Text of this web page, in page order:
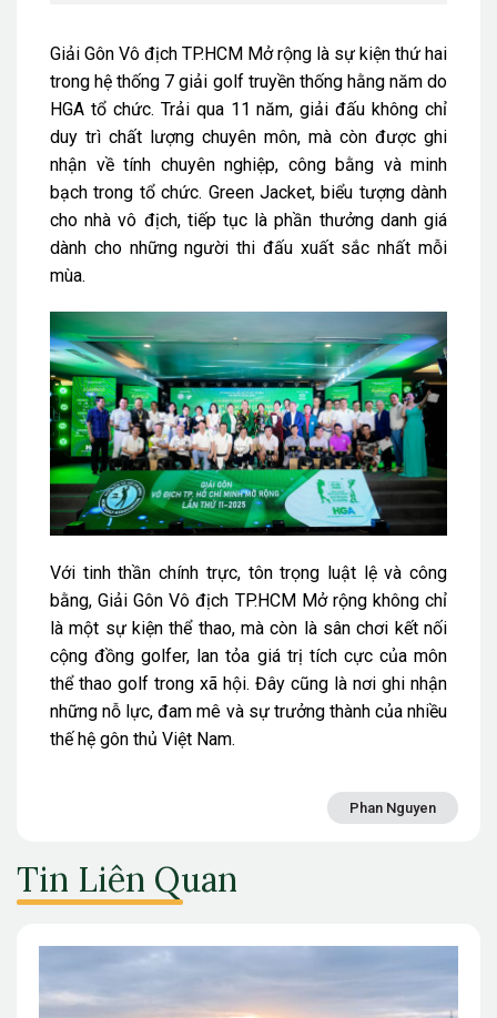
Giải Gôn Vô địch TP.HCM Mở rộng là sự kiện thứ hai
trong hệ thống 7 giải golf truyền thống hằng năm do
HGA tổ chức. Trải qua 11 năm, giải đấu không chỉ
duy trì chất lượng chuyên môn, mà còn được ghi
nhận về tính chuyên nghiệp, công bằng và minh
bạch trong tổ chức. Green Jacket, biểu tượng dành
cho nhà vô địch, tiếp tục là phần thưởng danh giá
dành cho những người thi đấu xuất sắc nhất mỗi
mùa.
Với tinh thần chính trực, tôn trọng luật lệ và công
bằng, Giải Gôn Vô địch TP.HCM Mở rộng không chỉ
là một sự kiện thể thao, mà còn là sân chơi kết nối
cộng đồng golfer, lan tỏa giá trị tích cực của môn
thể thao golf trong xã hội. Đây cũng là nơi ghi nhận
những nỗ lực, đam mê và sự trưởng thành của nhiều
thế hệ gôn thủ Việt Nam.
Phan Nguyen
Tin Liên Quan